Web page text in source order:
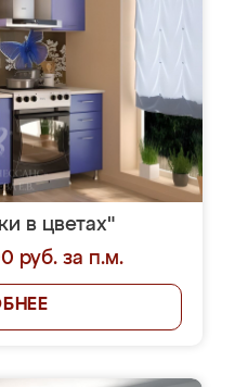
в цветах"
руб. за п.м.